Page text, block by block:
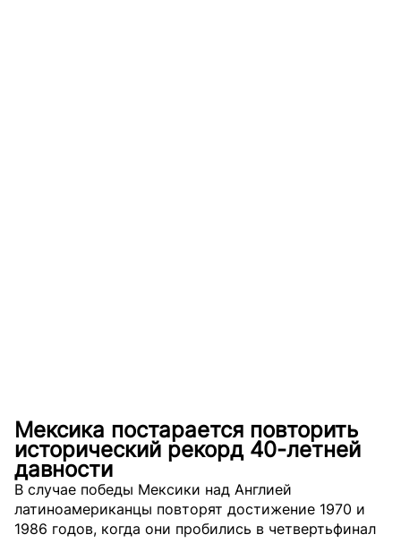
Мексика постарается повторить
исторический рекорд 40-летней
давности
В случае победы Мексики над Англией
латиноамериканцы повторят достижение 1970 и
1986 годов, когда они пробились в четвертьфинал